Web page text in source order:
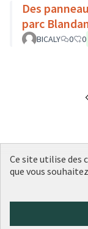
Des
parc
BICALY 0 0
Budget
Ce site utilise des
que vous